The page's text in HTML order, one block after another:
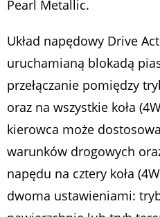
Pearl Metallic.
Układ napędowy Drive
uruchamianą blokadą
przełączanie pomiędzy
oraz na wszystkie koła
kierowca może
warunków drogowych
napędu na cztery koła
dwoma ustawieniami: